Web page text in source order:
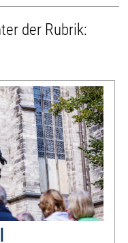
der Rubrik: